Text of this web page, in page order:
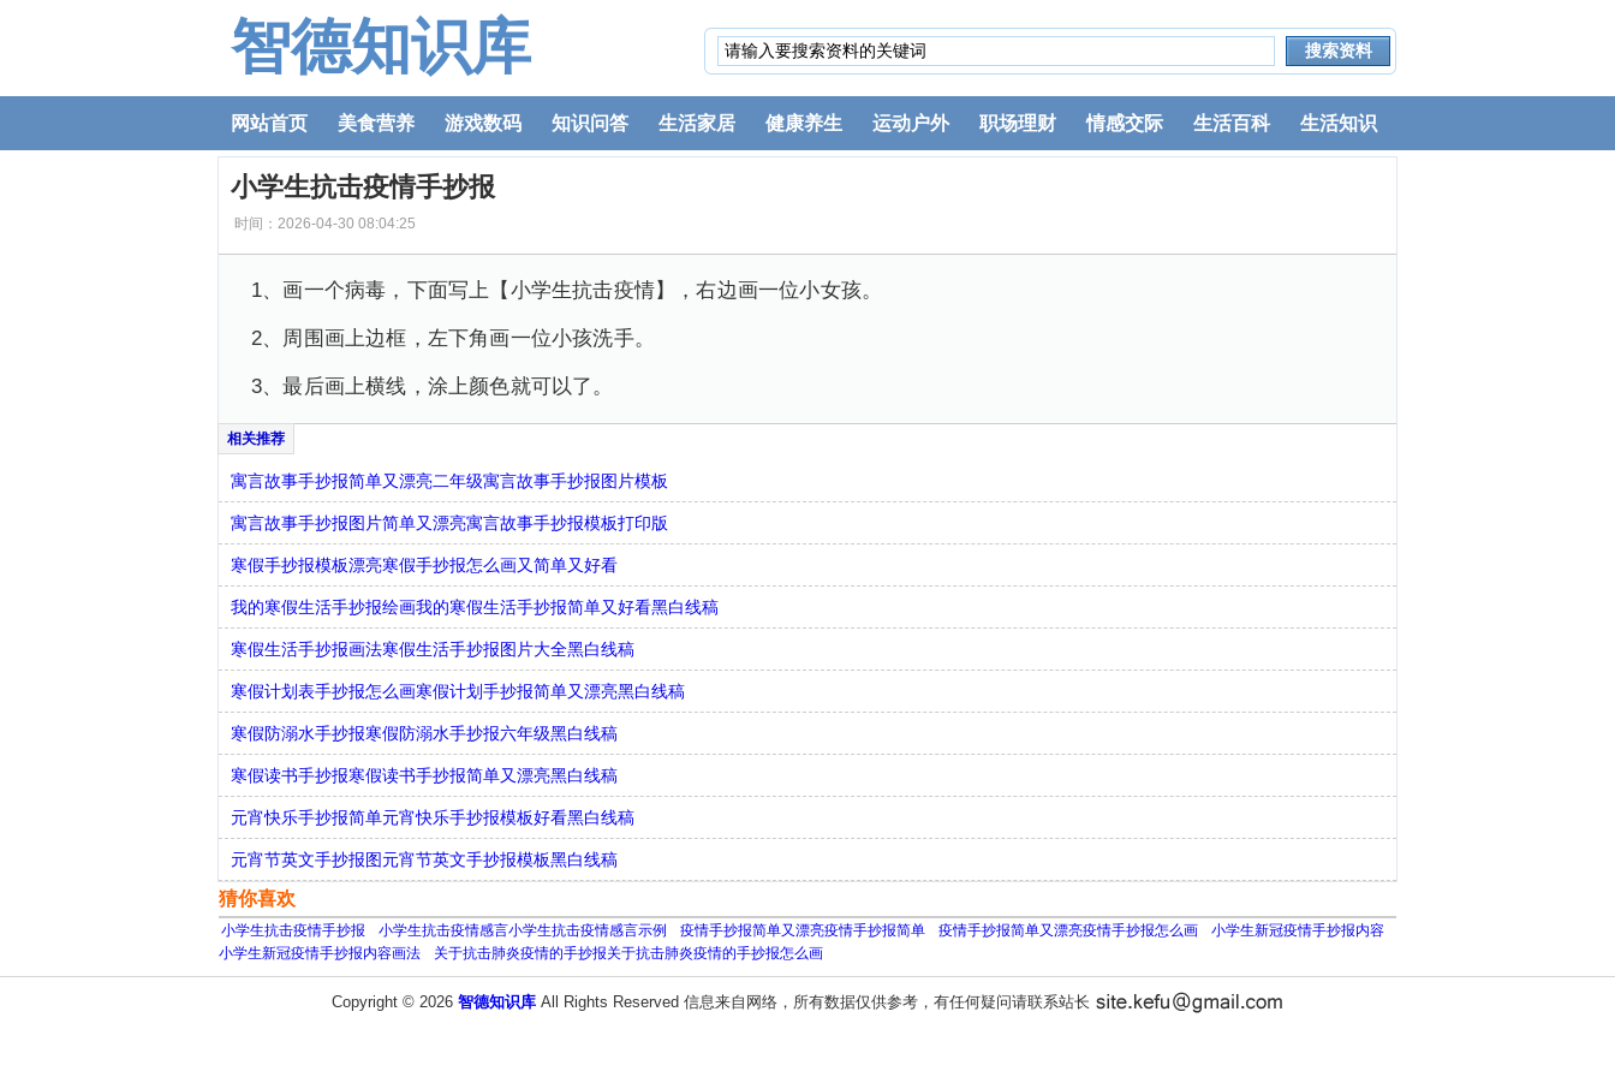
智德知识库
网站首页 美食营养 游戏数码 知识问答 生活家居 健康养生 运动户外 职场理财 情感交际 生活百科 生活知识
小学生抗击疫情手抄报
时间：2026-04-30 08:04:25
1、画一个病毒，下面写上【小学生抗击疫情】，右边画一位小女孩。
2、周围画上边框，左下角画一位小孩洗手。
3、最后画上横线，涂上颜色就可以了。
寓言故事手抄报简单又漂亮二年级寓言故事手抄报图片模板
寓言故事手抄报图片简单又漂亮寓言故事手抄报模板打印版
寒假手抄报模板漂亮寒假手抄报怎么画又简单又好看
我的寒假生活手抄报绘画我的寒假生活手抄报简单又好看黑白线稿
寒假生活手抄报画法寒假生活手抄报图片大全黑白线稿
寒假计划表手抄报怎么画寒假计划手抄报简单又漂亮黑白线稿
寒假防溺水手抄报寒假防溺水手抄报六年级黑白线稿
寒假读书手抄报寒假读书手抄报简单又漂亮黑白线稿
元宵快乐手抄报简单元宵快乐手抄报模板好看黑白线稿
元宵节英文手抄报图元宵节英文手抄报模板黑白线稿
猜你喜欢
小学生抗击疫情手抄报 小学生抗击疫情感言小学生抗击疫情感言示例 疫情手抄报简单又漂亮疫情手抄报简单 疫情手抄报简单又漂亮疫情手抄报怎么画
小学生新冠疫情手抄报内容
小学生新冠疫情手抄报内容画法
关于抗击肺炎疫情的手抄报关于抗击肺炎疫情的手抄报怎么画
Copyright © 2026 智德知识库All Rights Reserved 信息来自网络，所有数据仅供参考，有任何疑问请联系站长